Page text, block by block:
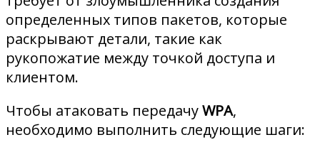
определенных типов пакетов, которые
раскрывают детали, такие как
рукопожатие между точкой доступа и
клиентом.
Чтобы атаковать передачуWPA,
необходимо выполнить следующие шаги: